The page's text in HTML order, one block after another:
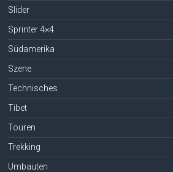
Slider
Sprinter 4×4
Südamerika
Szene
Technisches
Tibet
Touren
Trekking
Umbauten